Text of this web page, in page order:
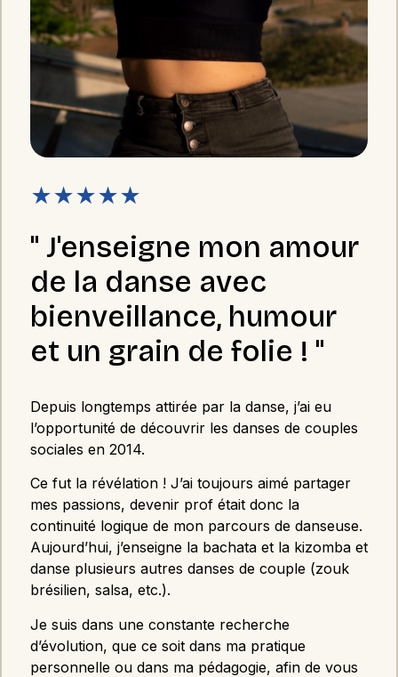
★★★★★
" J'enseigne mon amour
de la danse avec
bienveillance, humour
et un grain de folie ! "
Depuis longtemps attirée par la danse, j’ai eu
l’opportunité de découvrir les danses de couples
sociales en 2014.
Ce fut la révélation ! J’ai toujours aimé partager
mes passions, devenir prof était donc la
continuité logique de mon parcours de danseuse.
Aujourd’hui, j’enseigne la bachata et la kizomba et
danse plusieurs autres danses de couple (zouk
brésilien, salsa, etc.).
Je suis dans une constante recherche
d’évolution, que ce soit dans ma pratique
personnelle ou dans ma pédagogie, afin de vous